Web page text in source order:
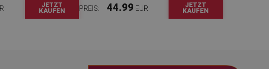
JETZT
KAUFEN
PREIS: 44.99 EUR
JETZT
KAUFEN